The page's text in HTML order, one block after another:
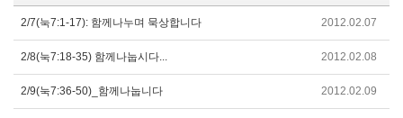
2/7(눅7:1-17): 함께나누며 묵상합니다 2012.02.07
2/8(눅7:18-35) 함께나눕시다... 2012.02.08
2/9(눅7:36-50)_함께나눕니다 2012.02.09